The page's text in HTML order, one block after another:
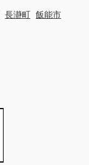
長瀞町 飯能市